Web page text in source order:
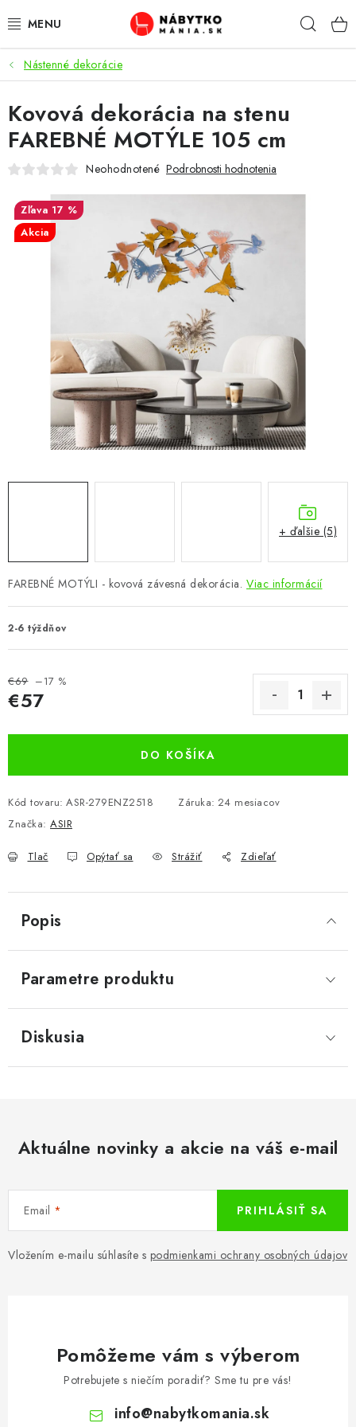
na
VÝPREDAJ
NOVINKY
OBÝVACIA IZBA
KUCHYŇA
SPÁĽŇA
KÚPEĽŇA
DETSKÉ A ŠTUDENTSKÉ
DOPLNKY A DEKORÁCIE
ZÁHRADA
Nástenné dekorácie
FAREBNÉ MOTÝLI - kovová závesná dekorácia. Viac informácií
2-6 týždňov
€69 –17 %
€57
DO KOŠÍKA
Kód tovaru: ASR-279ENZ2518 Záruka: 24 mesiacov
Značka: ASIR
Tlač Opýtať sa Strážiť Zdieľať
Kovová dekorácia na stenu
FAREBNÉ MOTÝLE 105 cm
Neohodnotené Podrobnosti hodnotenia
17 %
Akcia
+ ďalšie (5)
Popis
Parametre produktu
Diskusia
Aktuálne novinky a akcie na váš e-mail
Email
Vložením e-mailu súhlasíte s podmienkami ochrany osobných údajov
PRIHLÁSIŤ SA
Pomôžeme vám s výberom
Potrebujete s niečím poradiť? Sme tu pre vás!
info@nabytkomania.sk